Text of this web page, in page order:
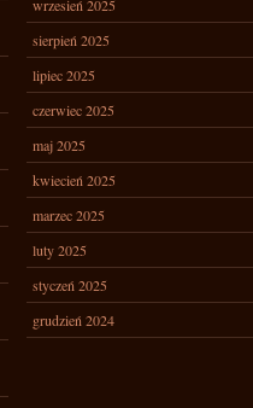
wrzesień 2025
sierpień 2025
lipiec 2025
czerwiec 2025
maj 2025
kwiecień 2025
marzec 2025
luty 2025
styczeń 2025
grudzień 2024